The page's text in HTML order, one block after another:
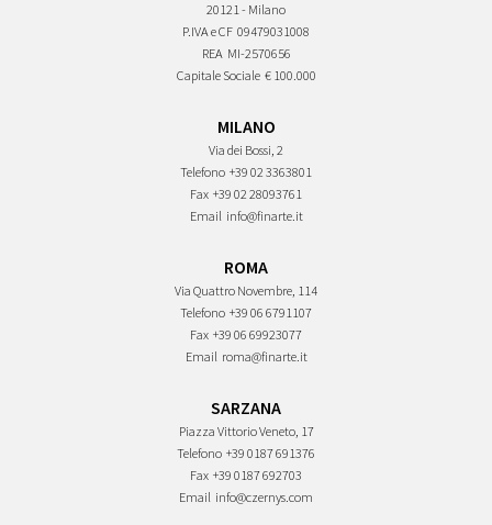
20121 - Milano
P.IVA e CF 09479031008
REA MI-2570656
Capitale Sociale € 100.000
MILANO
Via dei Bossi, 2
Telefono +39 02 3363801
Fax +39 02 28093761
Email info@finarte.it
ROMA
Via Quattro Novembre, 114
Telefono +39 06 6791107
Fax +39 06 69923077
Email roma@finarte.it
SARZANA
Piazza Vittorio Veneto, 17
Telefono +39 0187 691376
Fax +39 0187 692703
Email info@czernys.com